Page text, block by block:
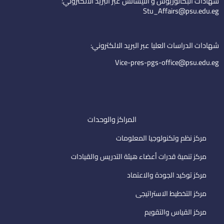
e
i
l
b
d Stu_Affairs@psu.edu.eg
شهادات الدراسات العليا عبر البريد الالكتروني:
Vice-pres-pgs-office@psu.edu.eg
المراكز والوحدات
مركز نظم وتكنولوجيا المعلومات
مركز تنمية قدرات أعضاء هيئة التدريس والقيادات
مركز توكيد الجودة والاعتماد
مركز التخطيط الاستراتيجى
مركز القياس والتقويم